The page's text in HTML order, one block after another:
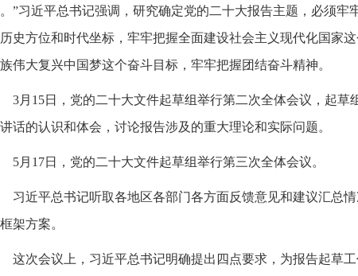
”习近平总书记强调，研究确定党的二十大报告主题，必须牢
史方位和时代坐标，牢牢把握全面建设社会主义现代化国家
伟大复兴中国梦这个奋斗目标，牢牢把握团结奋斗精神。
3月15日，党的二十大文件起草组举行第二次全体会议，起草
话的认识和体会，讨论报告涉及的重大理论和实际问题。
5月17日，党的二十大文件起草组举行第三次全体会议。
习近平总书记听取各地区各部门各方面反馈意见和建议汇总
架方案。
这次会议上，习近平总书记明确提出四点要求，为报告起草工